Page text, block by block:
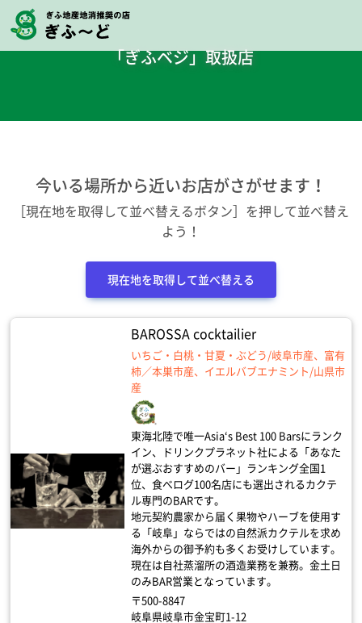
「ぎふベジ」取扱店
今いる場所から近いお店がさがせます！
［現在地を取得して並べ替えるボタン］を押して並べ替え
よう！
現在地を取得して並べ替える
BAROSSA cocktailier
いちご・白桃・甘夏・ぶどう/岐阜市産、富有
柿／本巣市産、イエルバブエナミント/山県市
産
東海北陸で唯一Asia‘s Best 100 Barsにランク
イン、ドリンクプラネット社による「あなた
が選ぶおすすめのバー」ランキング全国1
位、食べログ100名店にも選出されるカクテ
ル専門のBARです。
地元契約農家から届く果物やハーブを使用す
る「岐阜」ならではの自然派カクテルを求め
海外からの御予約も多くお受けしています。
現在は自社蒸溜所の酒造業務を兼務。金土日
のみBAR営業となっています。
〒500-8847
岐阜県岐阜市金宝町1-12